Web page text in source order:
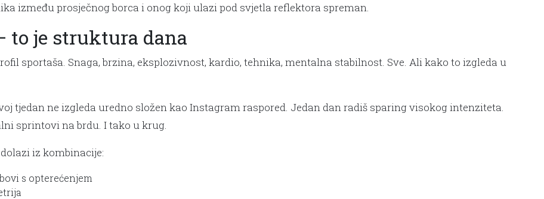
između prosječnog borca i onog koji ulazi pod svjetla reflektora spreman.
to je struktura dana
sportaša. Snaga, brzina, eksplozivnost, kardio, tehnika, mentalna stabilnost. Sve. Ali kako to izgleda u
tjedan ne izgleda uredno složen kao Instagram raspored. Jedan dan radiš sparing visokog intenziteta.
sprintovi na brdu. I tako u krug.
iz kombinacije:
s opterećenjem